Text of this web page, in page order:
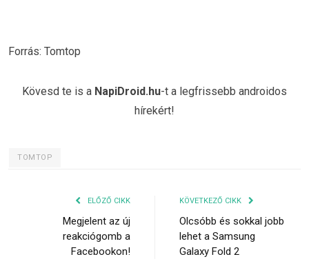
Forrás: Tomtop
Kövesd te is a NapiDroid.hu-t a legfrissebb androidos
hírekért!
TOMTOP
ELŐZŐ CIKK
Megjelent az új
reakciógomb a
Facebookon!
KÖVETKEZŐ CIKK
Olcsóbb és sokkal jobb
lehet a Samsung
Galaxy Fold 2